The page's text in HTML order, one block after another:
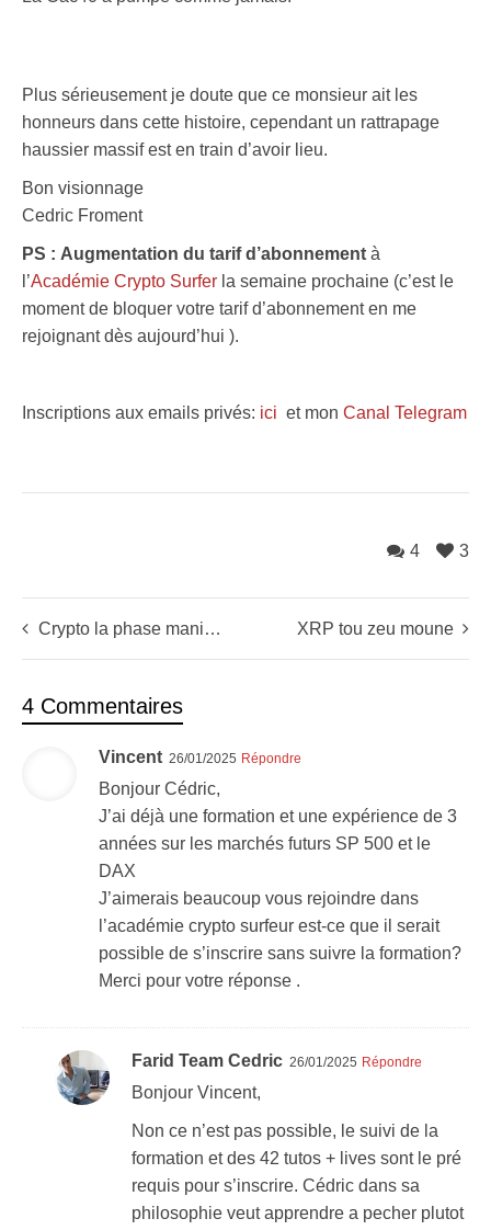
Plus sérieusement je doute que ce monsieur ait les
honneurs dans cette histoire, cependant un rattrapage
haussier massif est en train d’avoir lieu.
Bon visionnage
Cedric Froment
PS : Augmentation du tarif d’abonnement à
l’Académie Crypto Surfer la semaine prochaine (c’est le
moment de bloquer votre tarif d’abonnement en me
rejoignant dès aujourd’hui ).
Inscriptions aux emails privés: ici et mon Canal Telegram
3
4
Crypto la phase mania arrive XRP tou zeu moune
4 Commentaires
Vincent 26/01/2025 Répondre
Bonjour Cédric,
J’ai déjà une formation et une expérience de 3
années sur les marchés futurs SP 500 et le
DAX
J’aimerais beaucoup vous rejoindre dans
l’académie crypto surfeur est-ce que il serait
possible de s’inscrire sans suivre la formation?
Merci pour votre réponse .
Farid Team Cedric 26/01/2025 Répondre
Bonjour Vincent,
Non ce n’est pas possible, le suivi de la
formation et des 42 tutos + lives sont le pré
requis pour s’inscrire. Cédric dans sa
philosophie veut apprendre a pecher plutot